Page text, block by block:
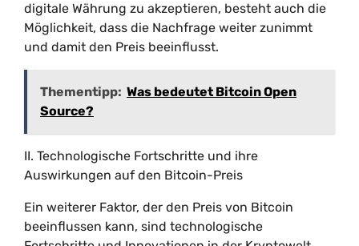
digitale Währung zu akzeptieren, besteht auch die
Möglichkeit, dass die Nachfrage weiter zunimmt
und damit den Preis beeinflusst.
Thementipp: Was bedeutet Bitcoin Open
Source?
II. Technologische Fortschritte und ihre
Auswirkungen auf den Bitcoin-Preis
Ein weiterer Faktor, der den Preis von Bitcoin
beeinflussen kann, sind technologische